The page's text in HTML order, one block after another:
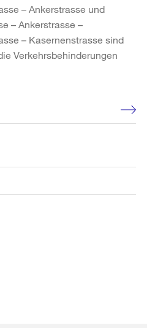
– Ankerstrasse und
– Ankerstrasse –
– Kasernenstrasse sind
Verkehrsbehinderungen